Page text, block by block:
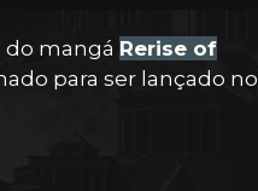
do mangá Rerise of
para ser lançado no